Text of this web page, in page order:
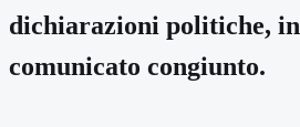
dichiarazioni politiche,
comunicato congiunto.